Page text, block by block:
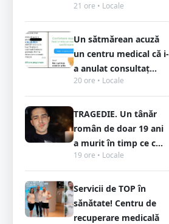
21 ore • Locale
Un sătmărean acuză
un centru medical că i-
a anulat consultaț...
20 ore • Locale
TRAGEDIE. Un tânăr
român de doar 19 ani
a murit în timp ce c...
19 ore • Locale
Servicii de TOP în
sănătate! Centru de
recuperare medicală